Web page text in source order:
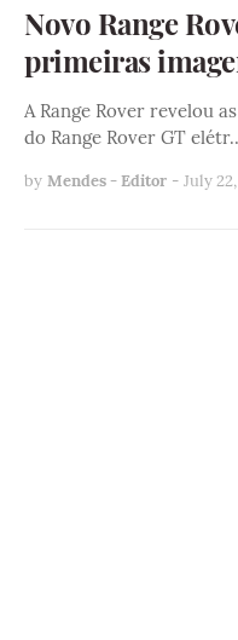
Novo Range
primeiras
A Range Rover revelou
do Range Rover GT
by Mendes - Editor - July